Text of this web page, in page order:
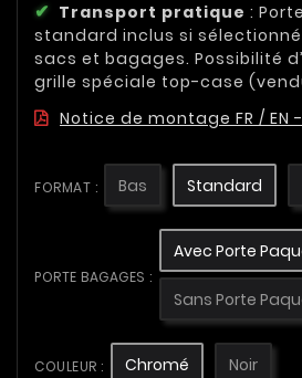
Transport pratique :
standard inclus si
sacs et bagages. Possibilité
grille spéciale top-case
Notice de montage FR / EN -
FORMAT : Bas Standard
PORTE BAGAGES :
Avec Porte
Sans Porte
COULEUR : Chromé Noir